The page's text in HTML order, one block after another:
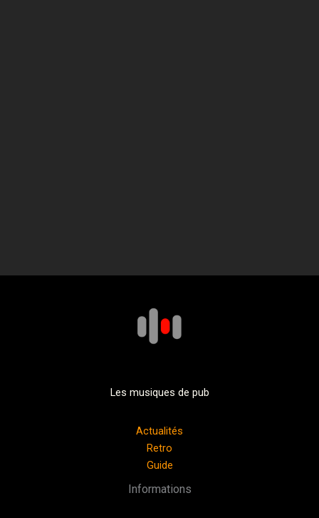
Les musiques de pub
Actualités
Retro
Guide
Informations